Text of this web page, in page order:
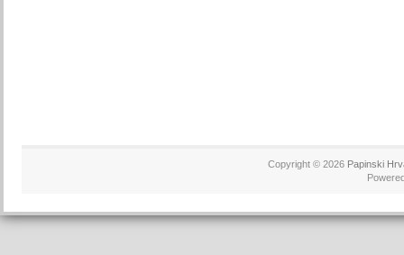
Copyright © 2026 Papinski